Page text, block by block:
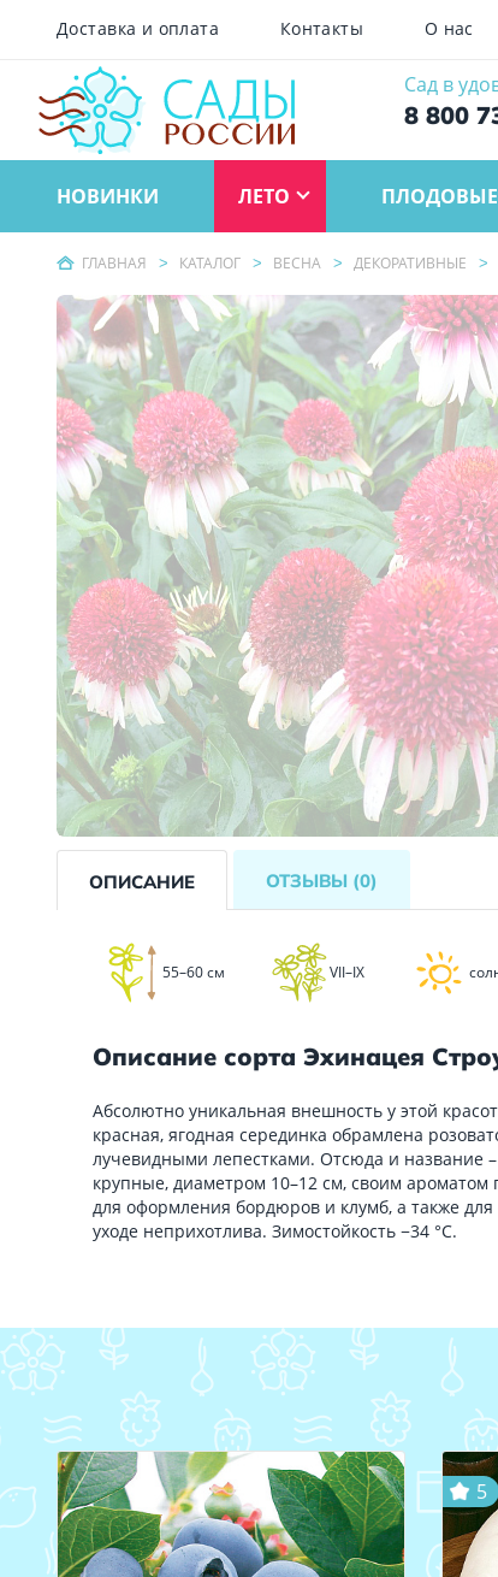
Доставка и оплата Контакты О нас
Сад в
8 800
НОВИНКИ ЛЕТО ПЛОДОВЫЕ
ГЛАВНАЯ КАТАЛОГ ВЕСНА ДЕКОРАТИВНЫЕ
ОПИСАНИЕ ОТЗЫВЫ (0)
55–60 см VII–IX
Описание сорта Эхинацея
Абсолютно уникальная внешность у этой
красная, ягодная серединка обрамлена
лучевидными лепестками. Отсюда и название
крупные, диаметром 10–12 см, своим
для оформления бордюров и клумб, а также для
уходе неприхотлива. Зимостойкость −34 °С.
5